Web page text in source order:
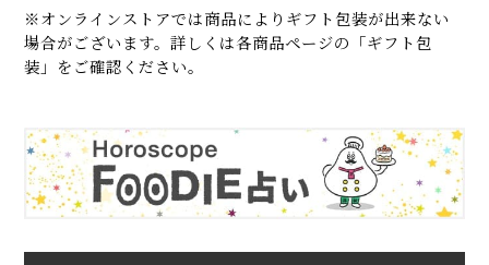
※オンラインストアでは商品によりギフト包装が出来ない
場合がございます。詳しくは各商品ページの「ギフト包
装」をご確認ください。